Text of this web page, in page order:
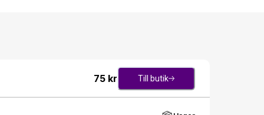
75 kr Till butik